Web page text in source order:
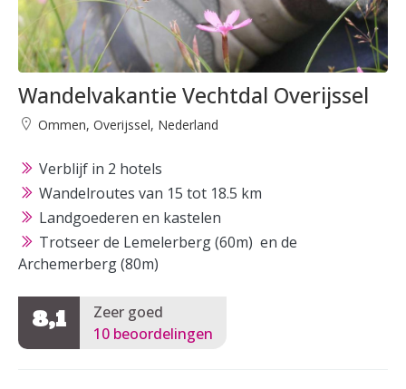
Wandelvakantie Vechtdal Overijssel
Ommen, Overijssel, Nederland
Verblijf in 2 hotels
Wandelroutes van 15 tot 18.5 km
Landgoederen en kastelen
Trotseer de Lemelerberg (60m) en de
Archemerberg (80m)
8,1
Zeer goed
10 beoordelingen